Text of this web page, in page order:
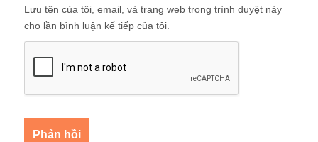
Lưu tên của tôi, email, và trang web trong trình duyệt này
cho lần bình luận kế tiếp của tôi.